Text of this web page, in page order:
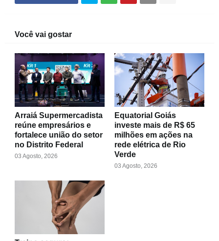
Você vai gostar
Arraiá Supermercadista
reúne empresários e
fortalece união do setor
no Distrito Federal
03 Agosto, 2026
Equatorial Goiás
investe mais de R$ 65
milhões em ações na
rede elétrica de Rio
Verde
03 Agosto, 2026